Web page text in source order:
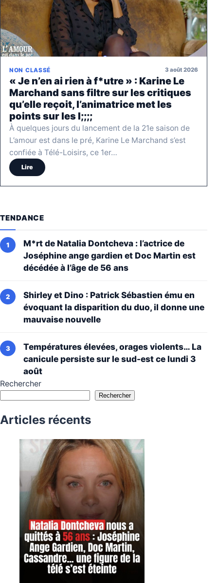
NON CLASSÉ 3 août 2026
« Je n’en ai rien à f*utre » : Karine Le
Marchand sans filtre sur les critiques
qu’elle reçoit, l’animatrice met les
points sur les I;;;;
À quelques jours du lancement de la 21e saison de
L’amour est dans le pré, Karine Le Marchand s’est
confiée à Télé-Loisirs, ce 1er…
Lire
TENDANCE
M*rt de Natalia Dontcheva : l’actrice de
Joséphine ange gardien et Doc Martin est
décédée à l’âge de 56 ans
Shirley et Dino : Patrick Sébastien ému en
évoquant la disparition du duo, il donne une
mauvaise nouvelle
Températures élevées, orages violents… La
canicule persiste sur le sud-est ce lundi 3
août
Rechercher
Rechercher
Articles récents